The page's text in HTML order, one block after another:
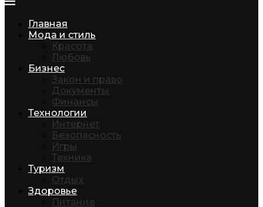
Главная
Мода и стиль
Красота
Любовь
Бизнес
Закон и право
Документы
Финансы
Технологии
Интернет
Безопасность
Игры
Техника
Туризм
Отдых
Здоровье
Питание